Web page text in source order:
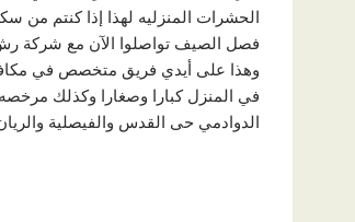
الحشرات المنزليه لهذا إذا كنتم من
فصل الصيف تواصلوا الآن مع شركة
وهذا على أيدي فريق متخصص في
في المنزل كبارا وصغارا وكذلك
الدوادمي حى القدس والفيصلية